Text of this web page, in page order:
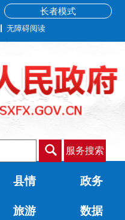
长者模式
无障碍阅读
服务搜索
县情 政务
旅游 数据